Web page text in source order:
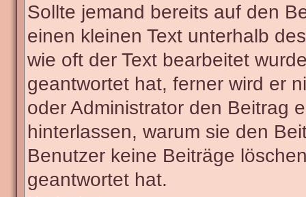
Sollte jemand bereits auf den
einen kleinen Text unterhalb
wie oft der Text bearbeitet
geantwortet hat, ferner wird er
oder Administrator den Beitrag
hinterlassen, warum sie den
Benutzer keine Beiträge
geantwortet hat.